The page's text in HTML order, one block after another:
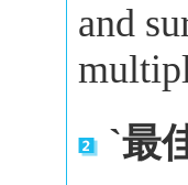
and
`最